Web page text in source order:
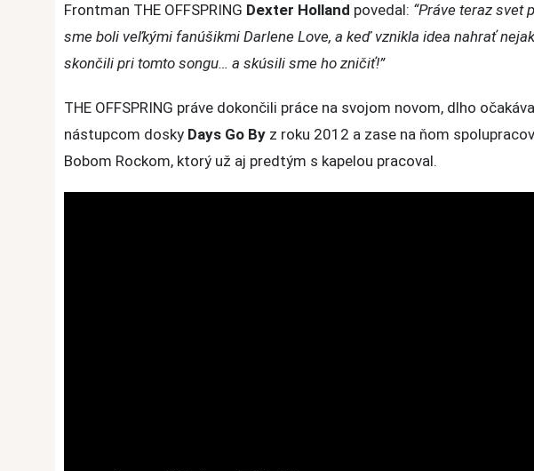
song
Frontman THE OFFSPRING Dexter Holland povedal: “Práve teraz svet
sme boli veľkými fanúšikmi Darlene Love, a keď vznikla idea nahrať
skončili pri tomto songu… a skúsili sme ho zničiť!”
THE OFFSPRING práve dokončili práce na svojom novom, dlho
nástupcom dosky Days Go By z roku 2012 a zase na ňom
Bobom Rockom, ktorý už aj predtým s kapelou pracoval.